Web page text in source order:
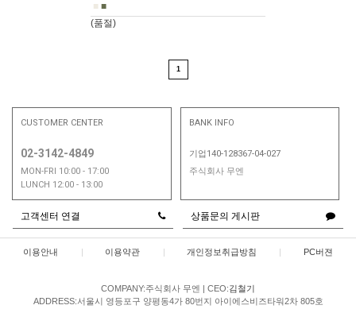
■ ■
(품절)
1
CUSTOMER CENTER
02-3142-4849
MON-FRI 10:00 - 17:00
LUNCH 12:00 - 13:00
BANK INFO
기업140-128367-04-027
주식회사 무엔
고객센터 연결 상품문의 게시판
이용안내 | 이용약관 | 개인정보취급방침 | PC버젼
COMPANY:주식회사 무엔 | CEO:김철기
ADDRESS:서울시 영등포구 양평동4가 80번지 아이에스비즈타워2차 805호